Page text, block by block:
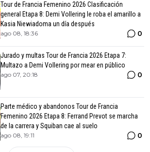
Tour de Francia Femenino 2026 Clasificación
general Etapa 8: Demi Vollering le roba el amarillo a
Kasia Niewiadoma un día después
ago 08, 18:36 0
Jurado y multas Tour de Francia 2026 Etapa 7:
Multazo a Demi Vollering por mear en público
ago 07, 20:18 0
Parte médico y abandonos Tour de Francia
Femenino 2026 Etapa 8: Ferrand Prevot se marcha
de la carrera y Squiban cae al suelo
ago 08, 19:11 0